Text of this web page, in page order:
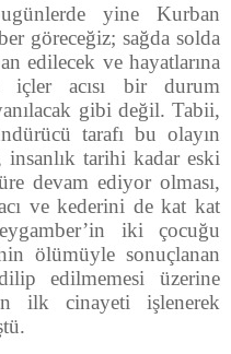
yine Kurban
göreceğiz; sağda solda
edilecek ve hayatlarına
içler acısı bir durum
gibi değil. Tabii,
tarafı bu olayın
insanlık tarihi kadar eski
devam ediyor olması,
ve kederini de kat kat
iki çocuğu
ölümüyle sonuçlanan
edilmemesi üzerine
ilk cinayeti işlenerek